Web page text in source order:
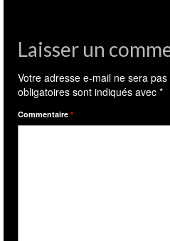
Laisser un
Votre adresse e-mail ne sera pas
obligatoires sont indiqués avec *
Commentaire *